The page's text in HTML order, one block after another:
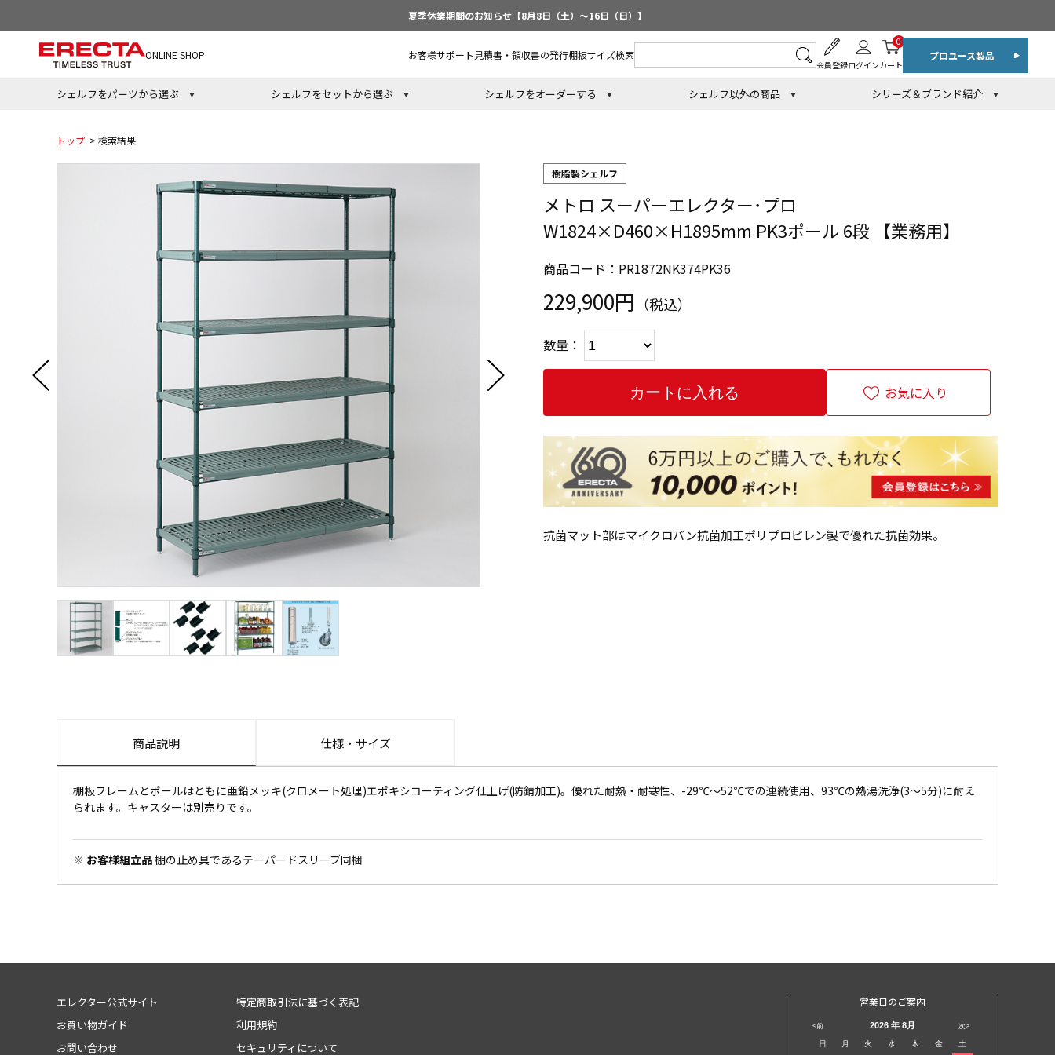
夏季休業期間のお知らせ【8月8日（土）～16日（日）】
ONLINE SHOP お客様サポート 見積書・領収書の発行棚板サイズ検索
会員登録ログインカート
0
プロユース製品
シェルフをパーツから選ぶ シェルフをセットから選ぶ シェルフをオーダーする シェルフ以外の商品 シリーズ＆ブランド紹介
トップ > 検索結果
樹脂製シェルフ
メトロ スーパーエレクター･プロ
W1824×D460×H1895mm PK3ポール 6段 【業務用】
商品コード：PR1872NK374PK36
229,900円 （税込）
数量：
お気に入り
抗菌マット部はマイクロバン抗菌加工ポリプロピレン製で優れた抗菌効果。
商品説明 仕様・サイズ
棚板フレームとポールはともに亜鉛メッキ(クロメート処理)エポキシコーティング仕上げ(防錆加工)。優れた耐熱・耐寒性、-29℃～52℃での連続使用、93℃の熱湯洗浄(3～5分)に耐え
られます。キャスターは別売りです。
※ お客様組立品棚の止め具であるテーパードスリーブ同梱
エレクター公式サイト
お買い物ガイド
お問い合わせ
特定商取引法に基づく表記
利用規約
セキュリティについて
営業日のご案内
<前 次>
2026 年 8月
日 月 火 水 木 金 土